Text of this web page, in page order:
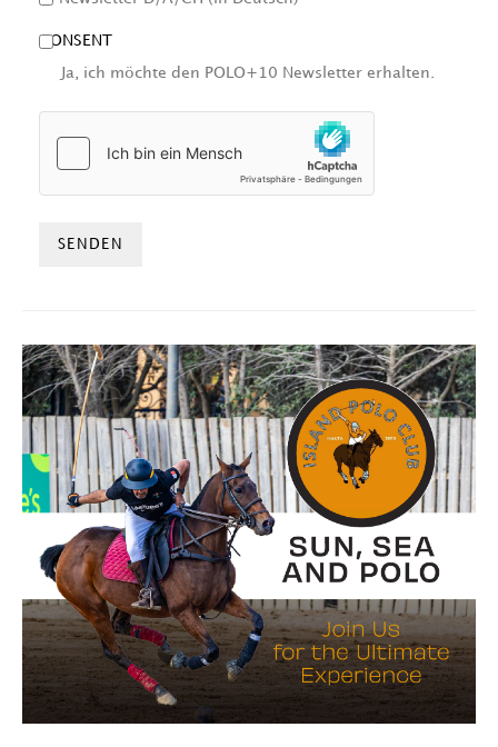
CONSENT
Ja, ich möchte den POLO+10 Newsletter erhalten.